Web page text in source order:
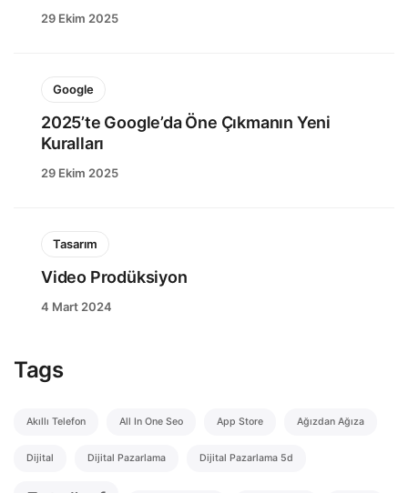
29 Ekim 2025
Google
2025’te Google’da Öne Çıkmanın Yeni
Kuralları
29 Ekim 2025
Tasarım
Video Prodüksiyon
4 Mart 2024
Tags
Akıllı Telefon All In One Seo App Store Ağızdan Ağıza
Dijital Dijital Pazarlama Dijital Pazarlama 5d